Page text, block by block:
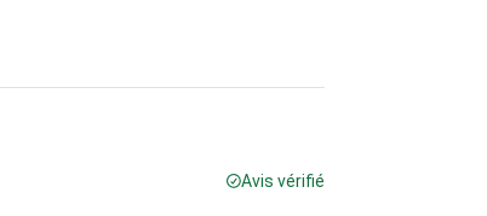
Avis vérifié